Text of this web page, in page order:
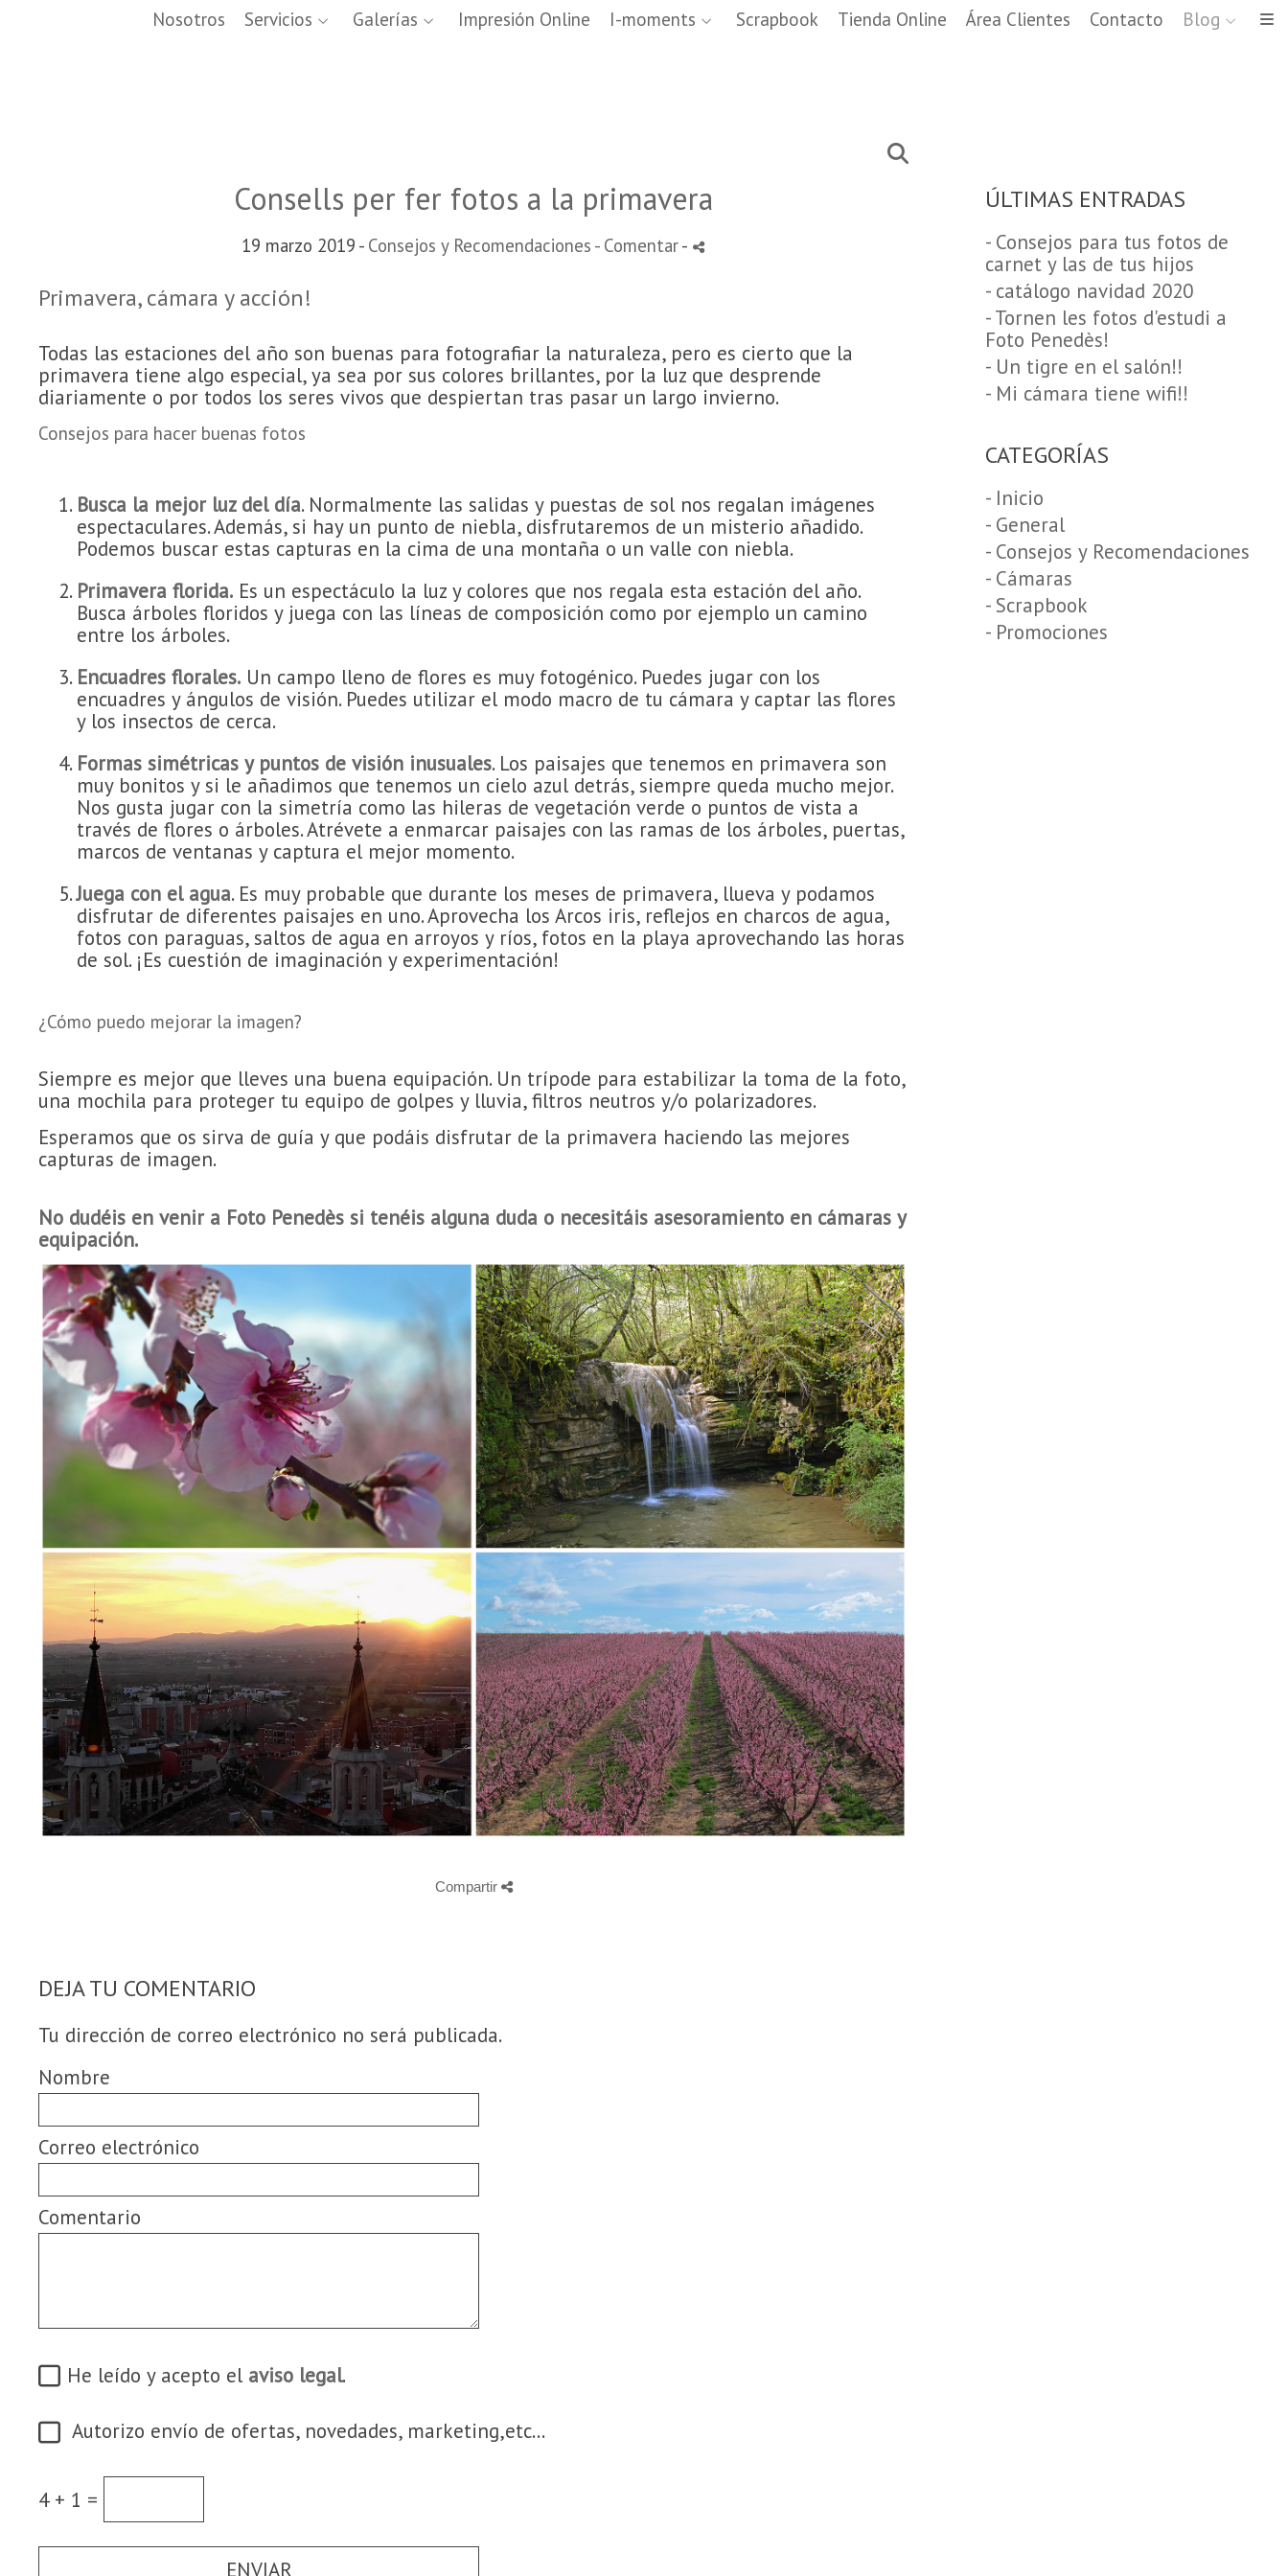
Nosotros Servicios Galerías Impresión Online I-moments Scrapbook Tienda Online Área Clientes Contacto Blog
Consells per fer fotos a la primavera
19 marzo 2019 - Consejos y Recomendaciones - Comentar-
Primavera, cámara y acción!
Todas las estaciones del año son buenas para fotografiar la naturaleza, pero es cierto que la
primavera tiene algo especial, ya sea por sus colores brillantes, por la luz que desprende
diariamente o por todos los seres vivos que despiertan tras pasar un largo invierno.
Consejos para hacer buenas fotos
Busca la mejor luz del día. Normalmente las salidas y puestas de sol nos regalan imágenes
espectaculares. Además, si hay un punto de niebla, disfrutaremos de un misterio añadido.
Podemos buscar estas capturas en la cima de una montaña o un valle con niebla.
Primavera florida. Es un espectáculo la luz y colores que nos regala esta estación del año.
Busca árboles floridos y juega con las líneas de composición como por ejemplo un camino
entre los árboles.
Encuadres florales. Un campo lleno de flores es muy fotogénico. Puedes jugar con los
encuadres y ángulos de visión. Puedes utilizar el modo macro de tu cámara y captar las flores
y los insectos de cerca.
Formas simétricas y puntos de visión inusuales. Los paisajes que tenemos en primavera son
muy bonitos y si le añadimos que tenemos un cielo azul detrás, siempre queda mucho mejor.
Nos gusta jugar con la simetría como las hileras de vegetación verde o puntos de vista a
través de flores o árboles. Atrévete a enmarcar paisajes con las ramas de los árboles, puertas,
marcos de ventanas y captura el mejor momento.
Juega con el agua. Es muy probable que durante los meses de primavera, llueva y podamos
disfrutar de diferentes paisajes en uno. Aprovecha los Arcos iris, reflejos en charcos de agua,
fotos con paraguas, saltos de agua en arroyos y ríos, fotos en la playa aprovechando las horas
de sol. ¡Es cuestión de imaginación y experimentación!
¿Cómo puedo mejorar la imagen?
Siempre es mejor que lleves una buena equipación. Un trípode para estabilizar la toma de la foto,
una mochila para proteger tu equipo de golpes y lluvia, filtros neutros y/o polarizadores.
Esperamos que os sirva de guía y que podáis disfrutar de la primavera haciendo las mejores
capturas de imagen.
No dudéis en venir a Foto Penedès si tenéis alguna duda o necesitáis asesoramiento en cámaras y
equipación.
Compartir
DEJA TU COMENTARIO
Tu dirección de correo electrónico no será publicada.
Nombre
Correo electrónico
Comentario
He leído y acepto el aviso legal.
Autorizo envío de ofertas, novedades, marketing,etc...
4 + 1 =
ÚLTIMAS ENTRADAS
- Consejos para tus fotos de
carnet y las de tus hijos
- catálogo navidad 2020
- Tornen les fotos d'estudi a
Foto Penedès!
- Un tigre en el salón!!
- Mi cámara tiene wifi!!
CATEGORÍAS
- Inicio
- General
- Consejos y Recomendaciones
- Cámaras
- Scrapbook
- Promociones